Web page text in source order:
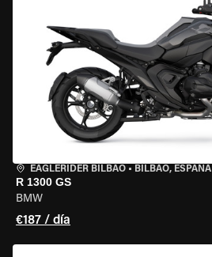
EAGLERIDER BILBAO • BILBAO, ESPAÑA
R 1300 GS
BMW
€187 / día